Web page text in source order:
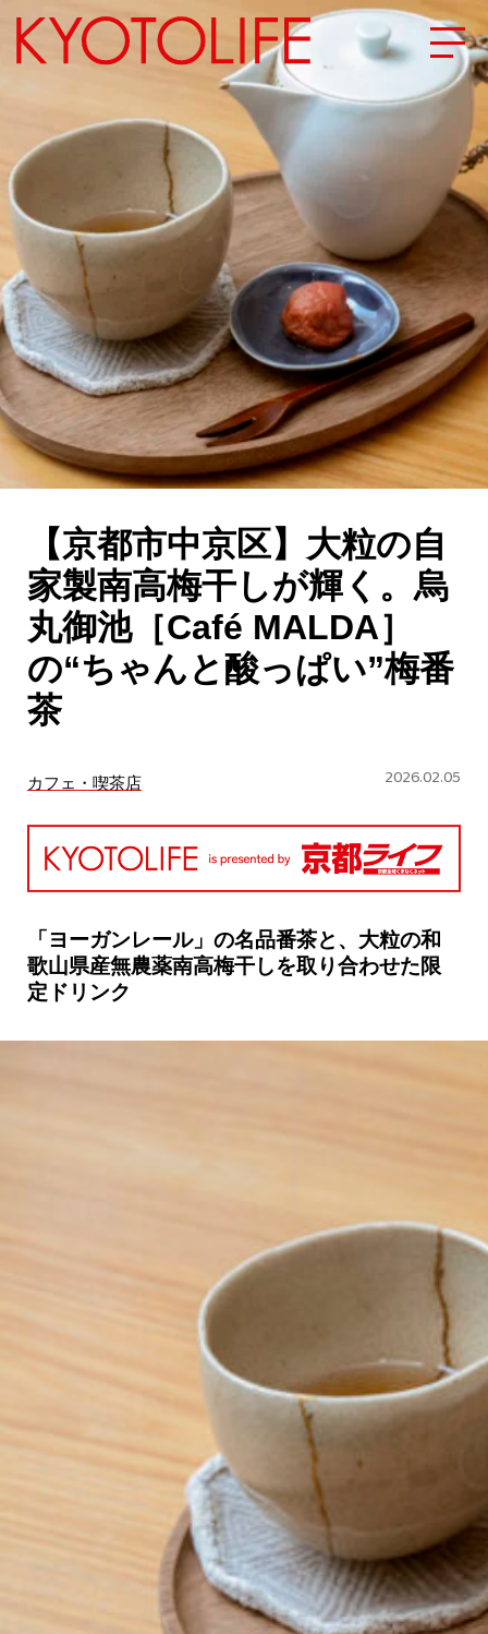
エリアから探す
地図から探す
カテゴリーから探す
SPECIAL
NEW OPEN
SERIES
CULTURE
ABOUT US
Instagram
チケットプレゼント応募
MAIN MENU
SERIES
カレーが好き
京都おやつクラブ
関西で開催。
おすすめの展覧会
おすすめの映画
誠光社で選びました。
【京都市中京区】大粒の自
家製南高梅干しが輝く。烏
丸御池［Café MALDA］
の“ちゃんと酸っぱい”梅番
茶
カフェ・喫茶店 2026.02.05
「ヨーガンレール」の名品番茶と、大粒の和
歌山県産無農薬南高梅干しを取り合わせた限
定ドリンク